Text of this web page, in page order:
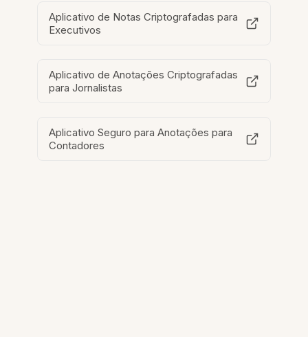
Aplicativo de Notas Criptografadas para
Executivos
Aplicativo de Anotações Criptografadas
para Jornalistas
Aplicativo Seguro para Anotações para
Contadores